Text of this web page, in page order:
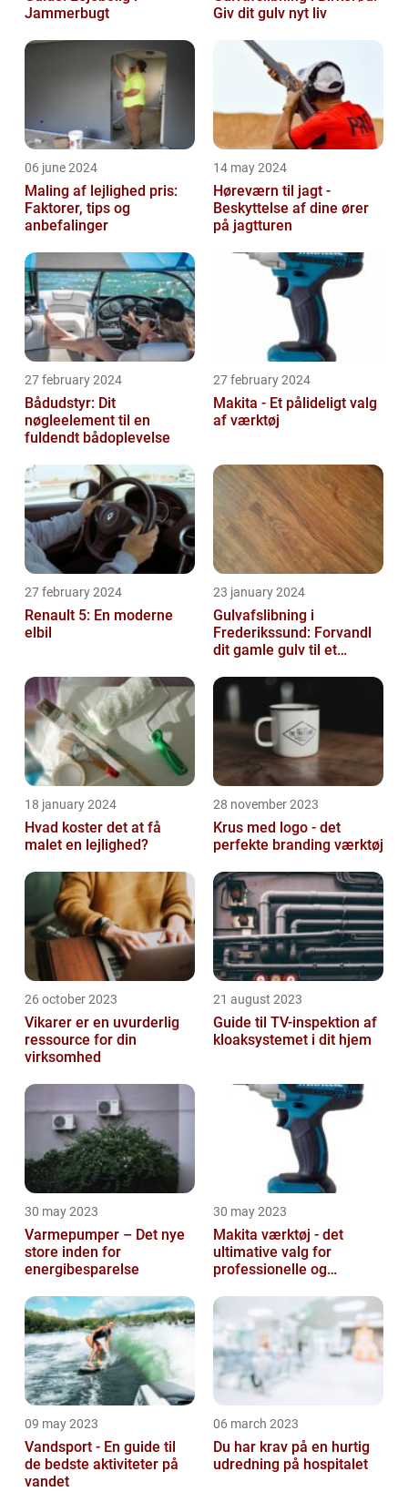
Jammerbugt
Giv dit gulv nyt liv
06 june 2024
Maling af lejlighed pris:
Faktorer, tips og
anbefalinger
14 may 2024
Høreværn til jagt -
Beskyttelse af dine ører
på jagtturen
27 february 2024
Bådudstyr: Dit
nøgleelement til en
fuldendt bådoplevelse
27 february 2024
Makita - Et pålideligt valg
af værktøj
27 february 2024
Renault 5: En moderne
elbil
23 january 2024
Gulvafslibning i
Frederikssund: Forvandl
dit gamle gulv til et
18 january 2024
Hvad koster det at få
malet en lejlighed?
28 november 2023
Krus med logo - det
perfekte branding værktøj
26 october 2023
Vikarer er en uvurderlig
ressource for din
virksomhed
21 august 2023
Guide til TV-inspektion af
kloaksystemet i dit hjem
30 may 2023
Varmepumper – Det nye
store inden for
energibesparelse
30 may 2023
Makita værktøj - det
ultimative valg for
professionelle og
selv'ere
09 may 2023
Vandsport - En guide til
de bedste aktiviteter på
vandet
06 march 2023
Du har krav på en hurtig
udredning på hospitalet